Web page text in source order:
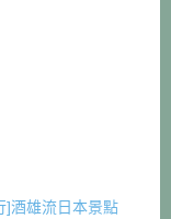
]酒雄流日本景點